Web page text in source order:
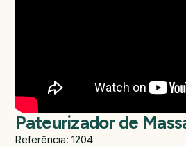
Pateurizador de
Referência: 1204